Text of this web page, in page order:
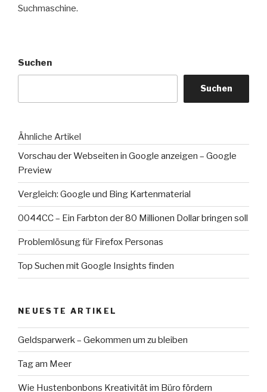
Suchmaschine.
Suchen
Suchen
Ähnliche Artikel
Vorschau der Webseiten in Google anzeigen – Google
Preview
Vergleich: Google und Bing Kartenmaterial
0044CC – Ein Farbton der 80 Millionen Dollar bringen soll
Problemlösung für Firefox Personas
Top Suchen mit Google Insights finden
NEUESTE ARTIKEL
Geldsparwerk – Gekommen um zu bleiben
Tag am Meer
Wie Hustenbonbons Kreativität im Büro fördern